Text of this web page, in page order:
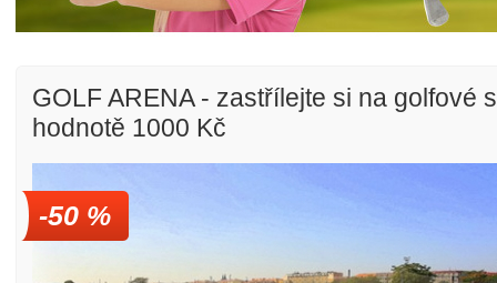
Golfové slevy – Slevy na green
GOLF ARENA - zastřílejte si na golfové
hodnotě 1000 Kč
-50 %